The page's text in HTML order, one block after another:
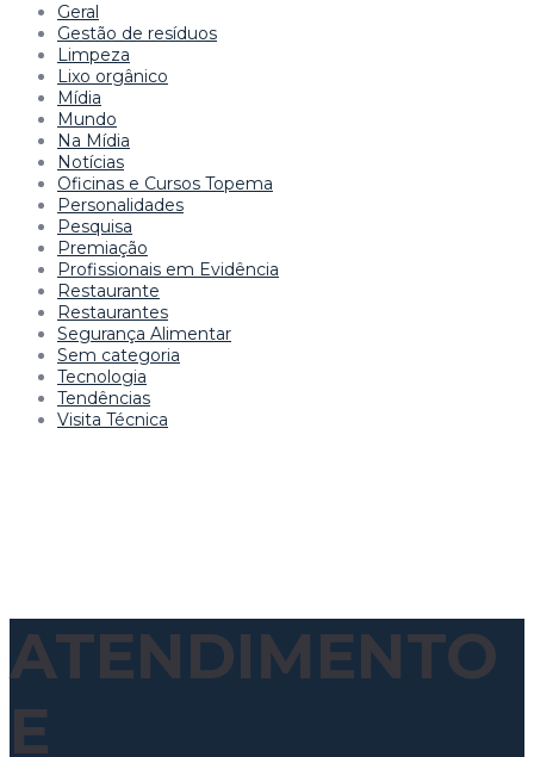
Geral
Gestão de resíduos
Limpeza
Lixo orgânico
Mídia
Mundo
Na Mídia
Notícias
Oficinas e Cursos Topema
Personalidades
Pesquisa
Premiação
Profissionais em Evidência
Restaurante
Restaurantes
Segurança Alimentar
Sem categoria
Tecnologia
Tendências
Visita Técnica
ATENDIMENTO
E